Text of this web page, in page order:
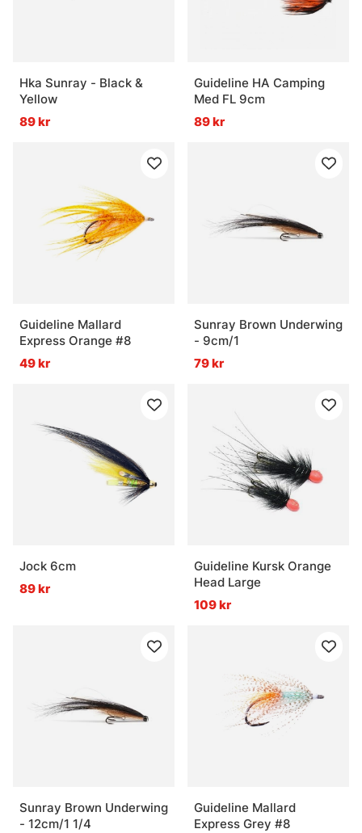
Hka Sunray - Black &
Yellow
89 kr
Guideline HA Camping
Med FL 9cm
89 kr
Guideline Mallard
Express Orange #8
49 kr
Sunray Brown Underwing
- 9cm/1
79 kr
Jock 6cm
89 kr
Guideline Kursk Orange
Head Large
109 kr
Sunray Brown Underwing
- 12cm/1 1/4
Guideline Mallard
Express Grey #8